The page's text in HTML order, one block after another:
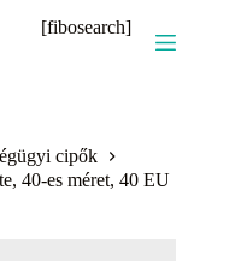
[fibosearch]
cipők
40-es méret, 40 EU